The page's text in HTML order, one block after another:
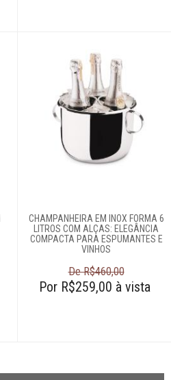
CHAMPANHEIRA EM INOX FORMA 6
LITROS COM ALÇAS: ELEGÂNCIA
COMPACTA PARA ESPUMANTES E
VINHOS
De R$460,00
Por R$259,00 à vista